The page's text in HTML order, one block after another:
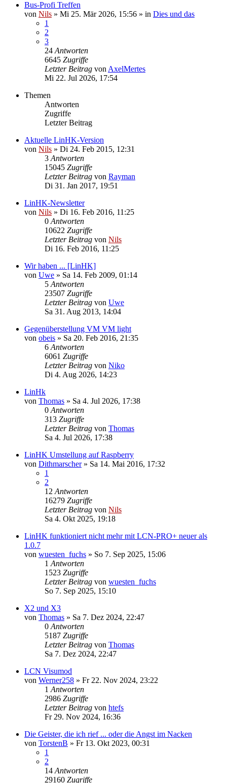
Bus-Profi Treffen
von Nils » Mi 25. Mär 2026, 15:56 » in Dies und das
1
2
3
24 Antworten
6645 Zugriffe
Letzter Beitrag von AxelMertes
Mi 22. Jul 2026, 17:54
Themen
Antworten
Zugriffe
Letzter Beitrag
Aktuelle LinHK-Version
von Nils » Di 24. Feb 2015, 12:31
3 Antworten
15045 Zugriffe
Letzter Beitrag von Rayman
Di 31. Jan 2017, 19:51
LinHK-Newsletter
von Nils » Di 16. Feb 2016, 11:25
0 Antworten
10622 Zugriffe
Letzter Beitrag von Nils
Di 16. Feb 2016, 11:25
Wir haben ... [LinHK]
von Uwe » Sa 14. Feb 2009, 01:14
5 Antworten
23507 Zugriffe
Letzter Beitrag von Uwe
Sa 31. Aug 2013, 14:04
Gegenüberstellung VM VM light
von obeis » Sa 20. Feb 2016, 21:35
6 Antworten
6061 Zugriffe
Letzter Beitrag von Niko
Di 4. Aug 2026, 14:23
LinHk
von Thomas » Sa 4. Jul 2026, 17:38
0 Antworten
313 Zugriffe
Letzter Beitrag von Thomas
Sa 4. Jul 2026, 17:38
LinHK Umstellung auf Raspberry
von Dithmarscher» Sa 14. Mai 2016, 17:32
1
2
12 Antworten
16279 Zugriffe
Letzter Beitrag von Nils
Sa 4. Okt 2025, 19:18
LinHK funktioniert nicht mehr mit LCN-PRO+ neuer als
1.0.7
von wuesten_fuchs » So 7. Sep 2025, 15:06
1 Antworten
1523 Zugriffe
Letzter Beitrag von wuesten_fuchs
So 7. Sep 2025, 15:10
X2 und X3
von Thomas » Sa 7. Dez 2024, 22:47
0 Antworten
5187 Zugriffe
Letzter Beitrag von Thomas
Sa 7. Dez 2024, 22:47
LCN Visumod
von Werner258 » Fr 22. Nov 2024, 23:22
1 Antworten
2986 Zugriffe
Letzter Beitrag von htefs
Fr 29. Nov 2024, 16:36
Die Geister, die ich rief ... oder die Angst im Nacken
von TorstenB » Fr 13. Okt 2023, 00:31
1
2
14 Antworten
29160 Zugriffe